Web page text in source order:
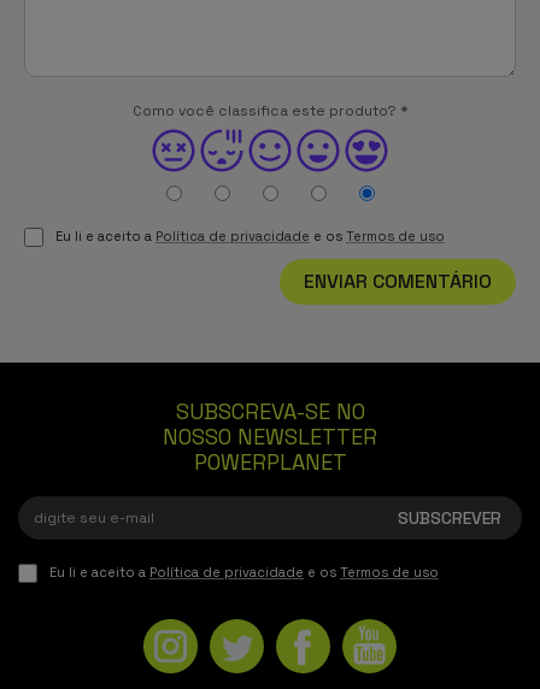
Como você classifica este produto? *
Eu li e aceito a Política de privacidade e os Termos de uso
ENVIAR COMENTÁRIO
SUBSCREVA-SE NO
NOSSO NEWSLETTER
POWERPLANET
Eu li e aceito a Política de privacidade e os Termos de uso